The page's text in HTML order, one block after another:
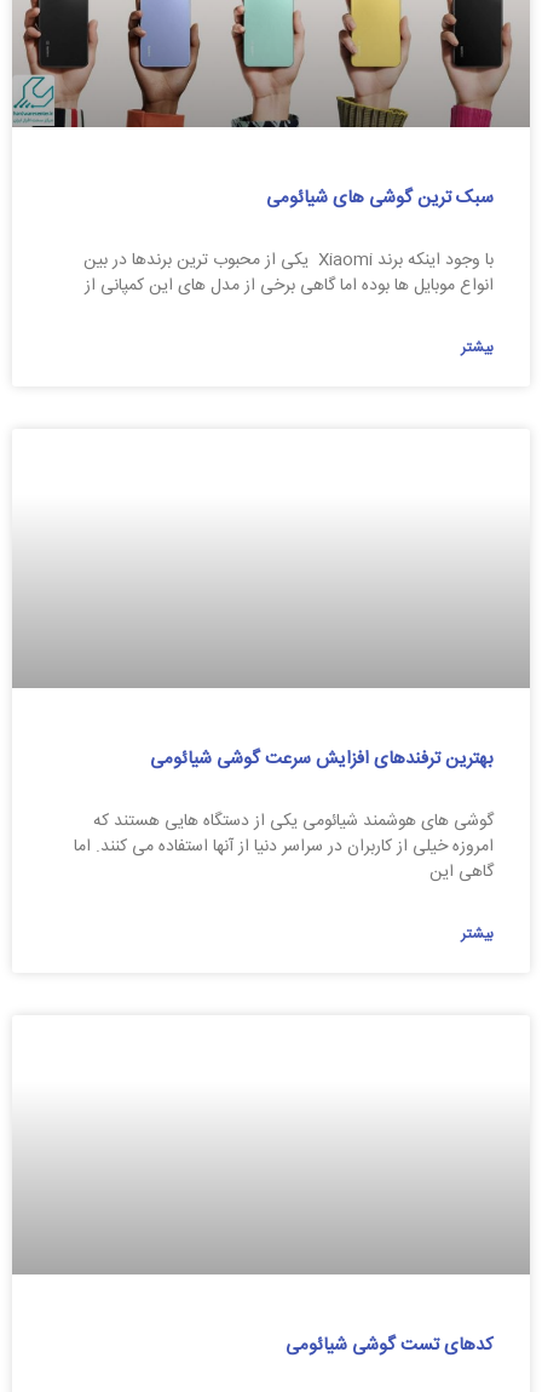
سبک ترین گوشی های شیائومی
با وجود اینکه برند Xiaomi یکی از محبوب ترین برندها در بین
انواع موبایل ها بوده اما گاهی برخی از مدل های این کمپانی از
بیشتر
بهترین ترفندهای افزایش سرعت گوشی شیائومی
گوشی های هوشمند شیائومی یکی از دستگاه هایی هستند که
امروزه خیلی از کاربران در سراسر دنیا از آنها استفاده می کنند. اما
گاهی این
بیشتر
کدهای تست گوشی شیائومی